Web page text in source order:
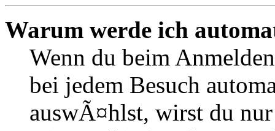
Warum werde ich
Wenn du beim
bei jedem Besuch
auswÃ¤hlst, wirst du